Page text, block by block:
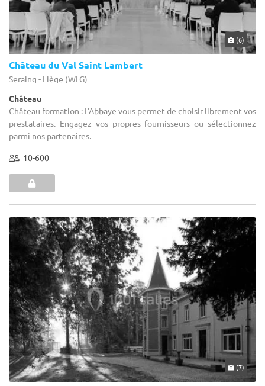
(6)
Château du Val Saint Lambert
Seraing - Liège (WLG)
Château
Château formation : L'Abbaye vous permet de choisir librement vos
prestataires. Engagez vos propres fournisseurs ou sélectionnez
parmi nos partenaires.
10-600
(7)